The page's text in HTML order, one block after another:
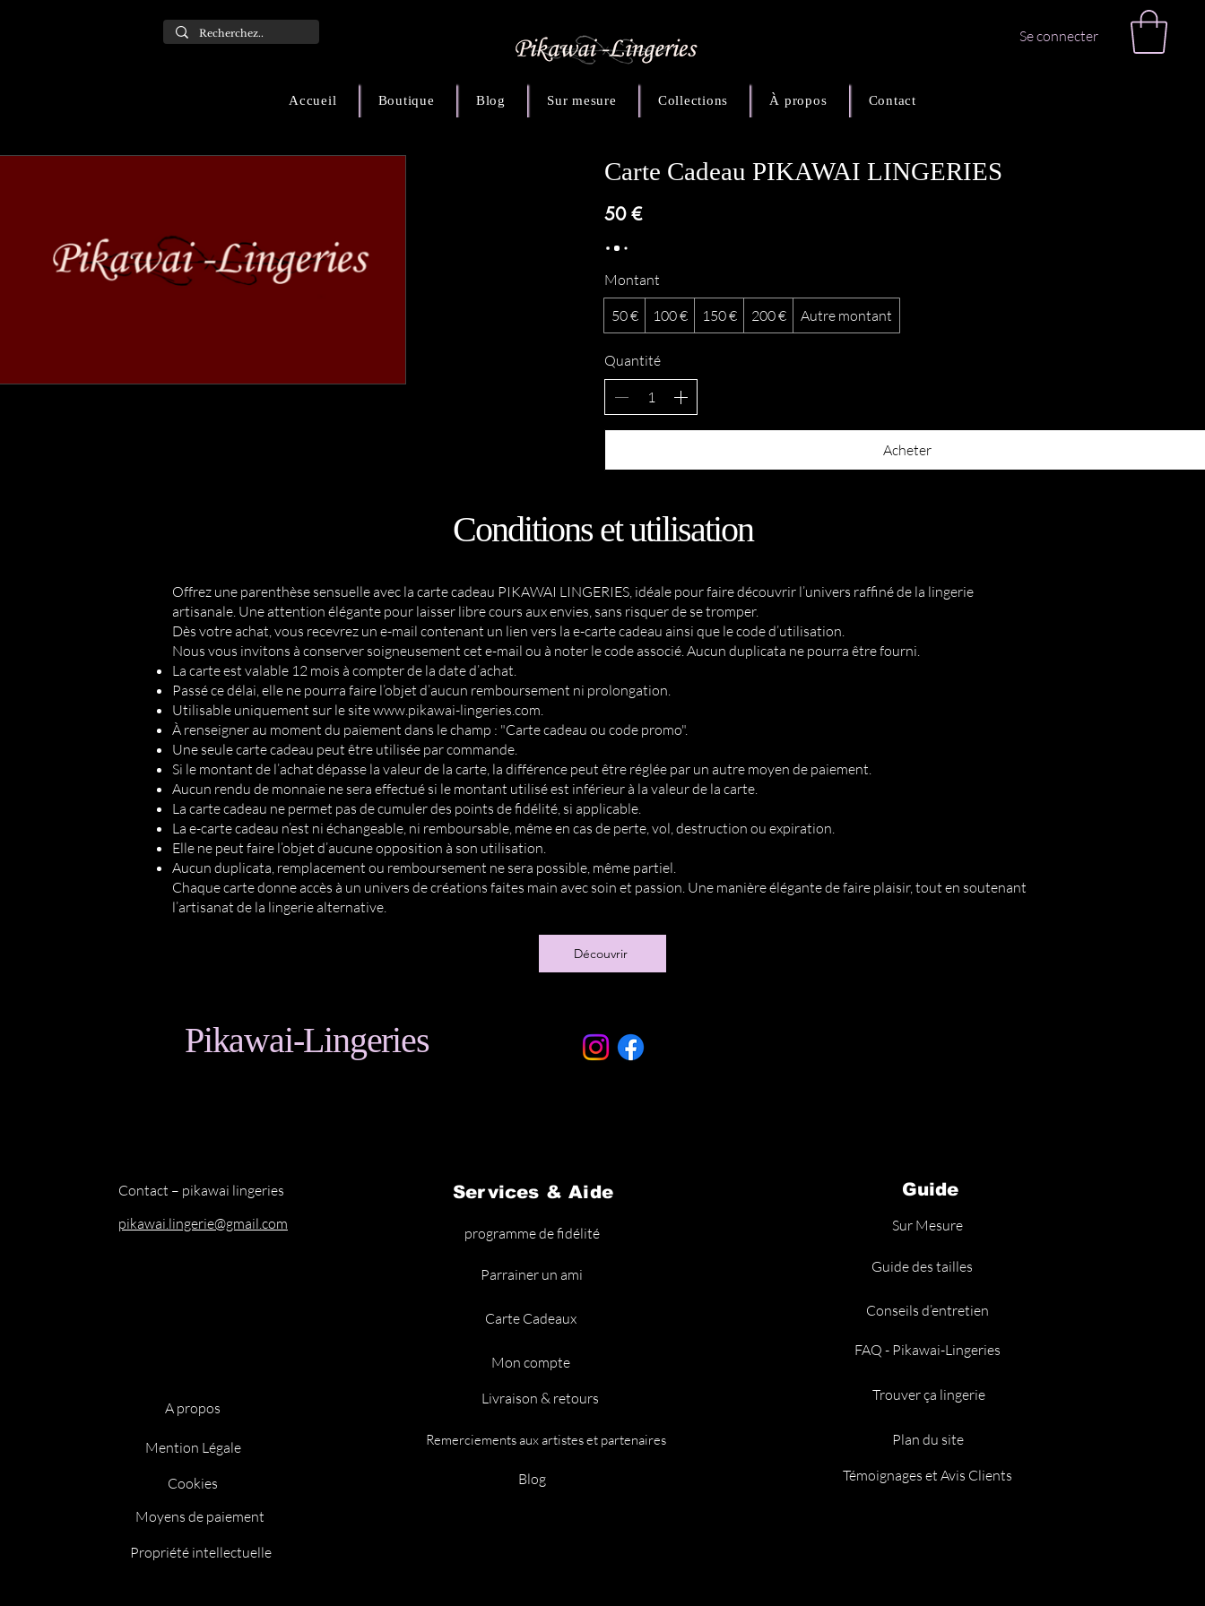
Se connecter
Accueil Boutique Blog Sur mesure Collections À propos Contact
Carte Cadeau PIKAWAI LINGERIES
50 €
Montant
50 €
100 € 150 € 200 € Autre montant
Quantité
Acheter
Conditions et utilisation
Offrez une parenthèse sensuelle avec la carte cadeau PIKAWAI LINGERIES, idéale pour faire découvrir l’univers raffiné de la lingerie
artisanale. Une attention élégante pour laisser libre cours aux envies, sans risquer de se tromper.
Dès votre achat, vous recevrez un e-mail contenant un lien vers la e-carte cadeau ainsi que le code d’utilisation.
Nous vous invitons à conserver soigneusement cet e-mail ou à noter le code associé. Aucun duplicata ne pourra être fourni.
La carte est valable 12 mois à compter de la date d’achat.
Passé ce délai, elle ne pourra faire l’objet d’aucun remboursement ni prolongation.
Utilisable uniquement sur le sitewww.pikawai-lingeries.com.
À renseigner au moment du paiement dans le champ : "Carte cadeau ou code promo".
Une seule carte cadeau peut être utilisée par commande.
Si le montant de l’achat dépasse la valeur de la carte, la différence peut être réglée par un autre moyen de paiement.
Aucun rendu de monnaie ne sera effectué si le montant utilisé est inférieur à la valeur de la carte.
La carte cadeau ne permet pas de cumuler des points de fidélité, si applicable.
La e-carte cadeau n’est ni échangeable, ni remboursable, même en cas de perte, vol, destruction ou expiration.
Elle ne peut faire l’objet d’aucune opposition à son utilisation.
Aucun duplicata, remplacement ou remboursement ne sera possible, même partiel.
Chaque carte donne accès à un univers de créations faites main avec soin et passion. Une manière élégante de faire plaisir, tout en soutenant
l’artisanat de la lingerie alternative.
Découvrir
Pikawai-Lingeries
Contact – pikawai lingeries
pikawai.lingerie@gmail.com
A propos
Mention Légale
Cookies
Moyens de paiement
Propriété intellectuelle
Services & Aide
programme de fidélité
Parrainer un ami
Carte Cadeaux
Mon compte
Livraison & retours
Remerciements aux artistes et partenaires
Blog
Guide
Sur Mesure
Guide des tailles
Conseils d’entretien
FAQ - Pikawai-Lingeries
Trouver ça lingerie
Plan du site
Témoignages et Avis Clients